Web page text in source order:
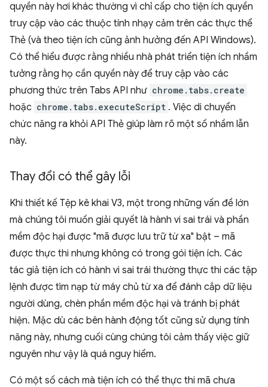
quyền này hơi khác thường vì chỉ cấp cho tiện ích quyền
truy cập vào các thuộc tính nhạy cảm trên các thực thể
Thẻ (và theo tiện ích cũng ảnh hưởng đến API Windows).
Có thể hiểu được rằng nhiều nhà phát triển tiện ích nhầm
tưởng rằng họ cần quyền này để truy cập vào các
phương thức trên Tabs API như chrome.tabs.create
hoặc chrome.tabs.executeScript . Việc di chuyển
chức năng ra khỏi API Thẻ giúp làm rõ một số nhầm lẫn
này.
Thay đổi có thể gây lỗi
Khi thiết kế Tệp kê khai V3, một trong những vấn đề lớn
mà chúng tôi muốn giải quyết là hành vi sai trái và phần
mềm độc hại được "mã được lưu trữ từ xa" bật – mã
được thực thi nhưng không có trong gói tiện ích. Các
tác giả tiện ích có hành vi sai trái thường thực thi các tập
lệnh được tìm nạp từ máy chủ từ xa để đánh cắp dữ liệu
người dùng, chèn phần mềm độc hại và tránh bị phát
hiện. Mặc dù các bên hành động tốt cũng sử dụng tính
năng này, nhưng cuối cùng chúng tôi cảm thấy việc giữ
nguyên như vậy là quá nguy hiểm.
Có một số cách mà tiện ích có thể thực thi mã chưa